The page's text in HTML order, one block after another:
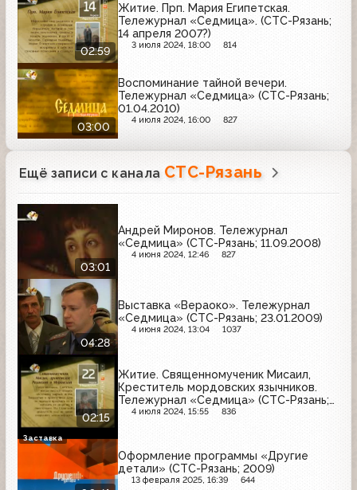
02:59
Житие. Прп. Мария Египетская.
Тележурнал «Седмица». (СТС-Рязань;
14 апреля 2007?)
3 июля 2024, 18:00 814
03:00
Воспоминание тайной вечери.
Тележурнал «Седмица» (СТС-Рязань;
01.04.2010)
4 июля 2024, 16:00 827
Ещё записи с канала СТС-Рязань
03:01
Андрей Миронов. Тележурнал
«Седмица» (СТС-Рязань; 11.09.2008)
4 июня 2024, 12:46 827
04:28
Выставка «Вераоко». Тележурнал
«Седмица» (СТС-Рязань; 23.01.2009)
4 июня 2024, 13:04 1037
02:15
Житие. Священномученик Мисаил,
Креститель мордовских язычников.
Тележурнал «Седмица» (СТС-Рязань;
22.04.2010)
4 июля 2024, 15:55 836
Оформление программы «Другие
детали» (СТС-Рязань; 2009)
13 февраля 2025, 16:39 644
Заставка